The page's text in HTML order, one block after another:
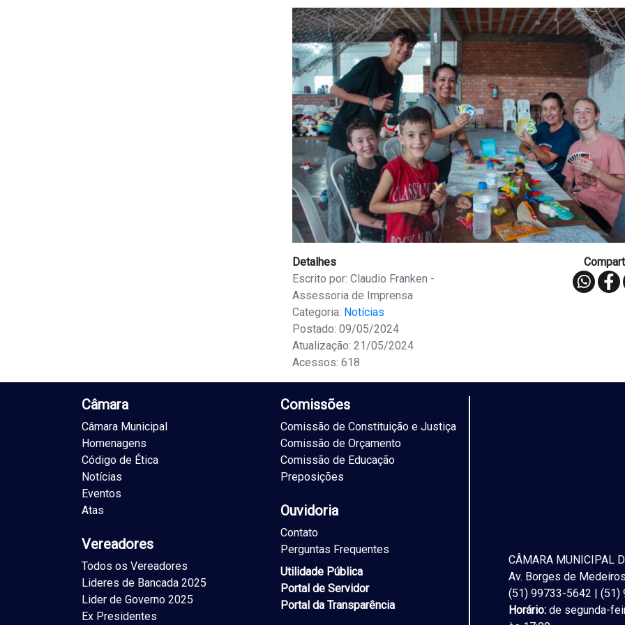
Detalhes
Escrito por: Claudio Franken -
Assessoria de Imprensa
Categoria: Notícias
Postado: 09/05/2024
Atualização: 21/05/2024
Acessos: 618
Câmara
Câmara Municipal
Homenagens
Código de Ética
Notícias
Eventos
Atas
Vereadores
Todos os Vereadores
Lideres de Bancada 2025
Lider de Governo 2025
Ex Presidentes
Comissões
Comissão de Constituição e Justiça
Comissão de Orçamento
Comissão de Educação
Preposições
Ouvidoria
Contato
Perguntas Frequentes
Utilidade Pública
Portal de Servidor
Portal da Transparência
CÂMARA MUNICIPAL
Av. Borges de
(51) 99733-5642 | (51)
Horário: de segunda-